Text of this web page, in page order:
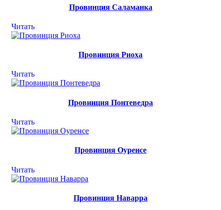
Провинция Саламанка
Читать
Провинция Риоха
Читать
Провинция Понтеведра
Читать
Провинция Оуренсе
Читать
Провинция Наварра